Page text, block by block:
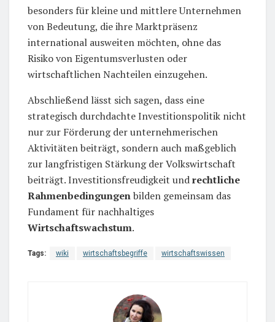
besonders für kleine und mittlere Unternehmen
von Bedeutung, die ihre Marktpräsenz
international ausweiten möchten, ohne das
Risiko von Eigentumsverlusten oder
wirtschaftlichen Nachteilen einzugehen.
Abschließend lässt sich sagen, dass eine
strategisch durchdachte Investitionspolitik nicht
nur zur Förderung der unternehmerischen
Aktivitäten beiträgt, sondern auch maßgeblich
zur langfristigen Stärkung der Volkswirtschaft
beiträgt. Investitionsfreudigkeit undrechtliche
Rahmenbedingungenbilden gemeinsam das
Fundament für nachhaltiges
Wirtschaftswachstum.
Tags: wiki wirtschaftsbegriffe wirtschaftswissen